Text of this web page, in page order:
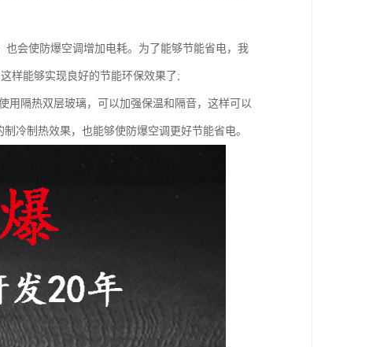
会使防爆空调增加电耗。为了能够节能省电，我
样能够实现良好的节能环保效果了;
用隔热双层玻璃，可以加强保温和隔音，这样可以
冷制热效果，也能够使防爆空调更好节能省电。